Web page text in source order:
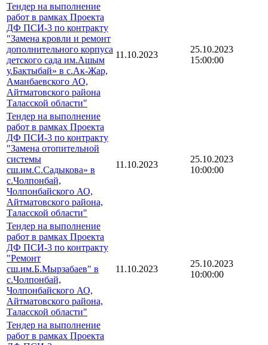
Тендер на выполнение
работ в рамках Проекта
ДФ ПСИ-3 по контракту
"Замена кровли и ремонт
дополнительного корпуса
детского сада им.Ашым
у.Бактыбай» в с.Ак-Жар,
Аманбаевского АО,
Айтматовского района
Таласской области"
11.10.2023
25.10.2023
15:00:00
Тендер на выполнение
работ в рамках Проекта
ДФ ПСИ-3 по контракту
"Замена отопительной
системы
сш.им.С.Садыкова» в
с.Чолпонбай,
Чолпонбайского АО,
Айтматовского района,
Таласской области"
11.10.2023
25.10.2023
10:00:00
Тендер на выполнение
работ в рамках Проекта
ДФ ПСИ-3 по контракту
"Ремонт
сш.им.Б.Мырзабаев" в
с.Чолпонбай,
Чолпонбайского АО,
Айтматовского района,
Таласской области"
11.10.2023
25.10.2023
10:00:00
Тендер на выполнение
работ в рамках Проекта